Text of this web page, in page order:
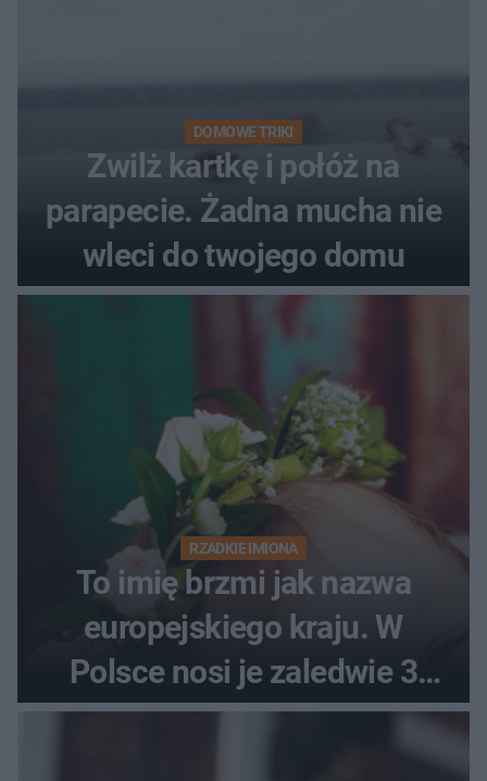
DOMOWE TRIKI
Zwilż kartkę i połóż na
parapecie. Żadna mucha nie
wleci do twojego domu
RZADKIE IMIONA
To imię brzmi jak nazwa
europejskiego kraju. W
Polsce nosi je zaledwie 3
kobiety